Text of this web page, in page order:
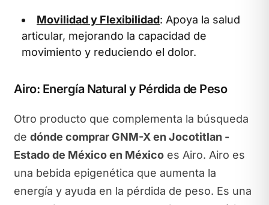
Movilidad y Flexibilidad: Apoya la salud
articular, mejorando la capacidad de
movimiento y reduciendo el dolor.
Airo: Energía Natural y Pérdida de Peso
Otro producto que complementa la búsqueda
de dónde comprar GNM-X en Jocotitlan -
Estado de México en Méxicoes Airo. Airo es
una bebida epigenética que aumenta la
energía y ayuda en la pérdida de peso. Es una